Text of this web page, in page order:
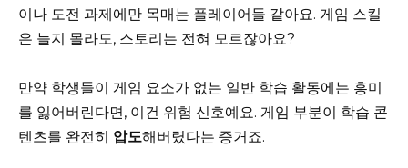
이나 도전 과제에만 목매는 플레이어들 같아요. 게임 스킬
은 늘지 몰라도, 스토리는 전혀 모르잖아요?
만약 학생들이 게임 요소가 없는 일반 학습 활동에는 흥미
를 잃어버린다면, 이건 위험 신호예요. 게임 부분이 학습 콘
텐츠를 완전히 압도해버렸다는 증거죠.